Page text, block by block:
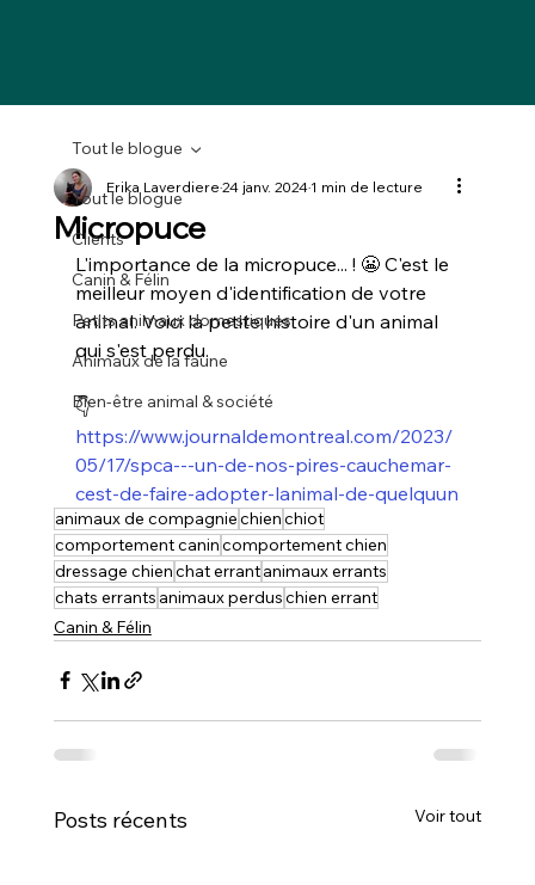
Tout le blogue
Clients
Canin & Félin
Petits animaux domestiques
Animaux de la faune
Bien-être animal & société
Tout le blogue
Micropuce
Erika Laverdiere24 janv. 20241 min de lecture
L'importance de la micropuce... ! 😬 C'est le
meilleur moyen d'identification de votre
animal. Voici la petite histoire d'un animal
qui s'est perdu.
👇
https://www.journaldemontreal.com/2023/
05/17/spca---un-de-nos-pires-cauchemar-
cest-de-faire-adopter-lanimal-de-quelquun
animaux de compagniechienchiot
comportement canincomportement chien
dressage chienchat errantanimaux errants
chats errants animaux perduschien errant
Canin & Félin
Posts récents Voir tout